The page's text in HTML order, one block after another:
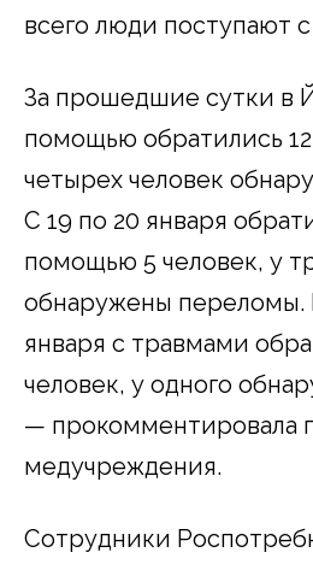
всего люди поступают
За прошедшие сутки в
помощью обратились
четырех человек
С 19 по 20 января
помощью 5 человек, у
обнаружены переломы.
января с травмами
человек, у одного
— прокомментировала
медучреждения.
Сотрудники